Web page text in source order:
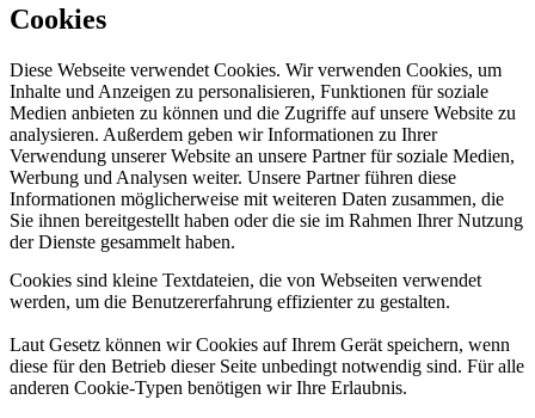
Cookies
Diese Webseite verwendet Cookies. Wir verwenden Cookies, um
Inhalte und Anzeigen zu personalisieren, Funktionen für soziale
Medien anbieten zu können und die Zugriffe auf unsere Website zu
analysieren. Außerdem geben wir Informationen zu Ihrer
Verwendung unserer Website an unsere Partner für soziale Medien,
Werbung und Analysen weiter. Unsere Partner führen diese
Informationen möglicherweise mit weiteren Daten zusammen, die
Sie ihnen bereitgestellt haben oder die sie im Rahmen Ihrer Nutzung
der Dienste gesammelt haben.
Cookies sind kleine Textdateien, die von Webseiten verwendet
werden, um die Benutzererfahrung effizienter zu gestalten.
Laut Gesetz können wir Cookies auf Ihrem Gerät speichern, wenn
diese für den Betrieb dieser Seite unbedingt notwendig sind. Für alle
anderen Cookie-Typen benötigen wir Ihre Erlaubnis.